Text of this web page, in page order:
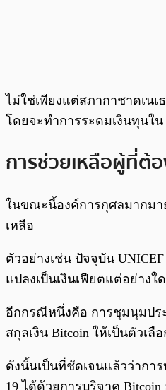
ไม่ใช่เพียงแต่สภากาชาดเน
โดยจะทำการระดมเงินทุนใน
การช่วยเหลือผู้ที่ต้
ในขณะนี้องค์การกุศลมากมา
เหลือ
ตัวอย่างเช่น ปัจจุบัน
แปลงเป็นเงินเฟียตแต่อย่างใ
อีกกรณีหนึ่งคือ การชุมนุมประ
สกุลเงิน Bitcoin ให้เป็นตัวเ
ดังนั้นเป็นที่ชัดเจนแล้วว่ากา
19 ได้ด้วยการบริจาค